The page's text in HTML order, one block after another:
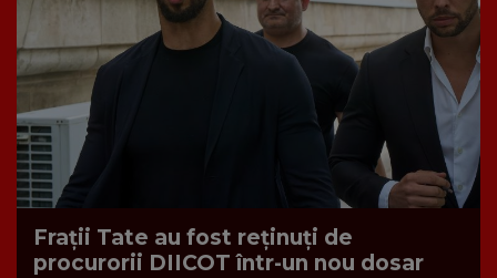
Fraţii Tate au fost reţinuţi de
procurorii DIICOT într-un nou dosar